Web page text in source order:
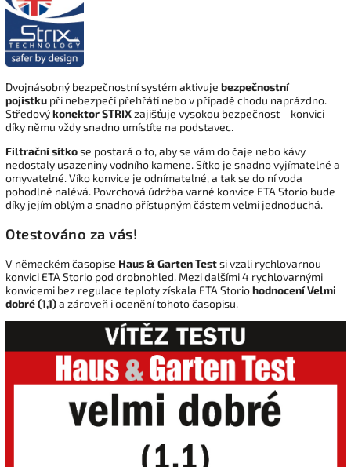
Dvojnásobný bezpečnostní systém aktivuje bezpečnostní
pojistku při nebezpečí přehřátí nebo v případě chodu naprázdno.
Středovýkonektor STRIXzajišťuje vysokou bezpečnost – konvici
díky němu vždy snadno umístíte na podstavec.
Filtrační sítkose postará o to, aby se vám do čaje nebo kávy
nedostaly usazeniny vodního kamene. Sítko je snadno vyjímatelné a
omyvatelné. Víko konvice je odnímatelné, a tak se do ní voda
pohodlně nalévá. Povrchová údržba varné konvice ETA Storio bude
díky jejím oblým a snadno přístupným částem velmi jednoduchá.
Otestováno za vás!
V německém časopise Haus & Garten Testsi vzali rychlovarnou
konvici ETA Storio pod drobnohled. Mezi dalšími 4 rychlovarnými
konvicemi bez regulace teploty získala ETA Storiohodnocení Velmi
dobré (1,1)a zároveň i ocenění tohoto časopisu.